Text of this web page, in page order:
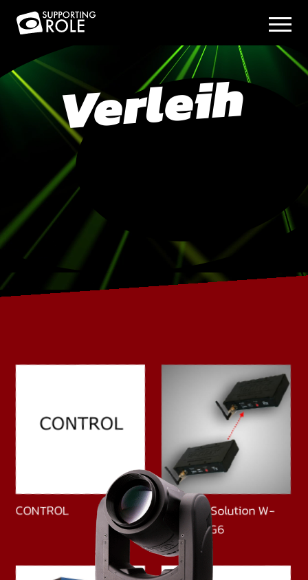
Verleih
CONTROL
Wireless Solution W-
DMX F-1 G6